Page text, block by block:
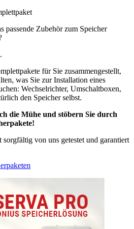
passende Zubehör zum Speicher
für Sie zusammengestellt,
was Sie zur Installation eines
Wechselrichter, Umschaltboxen,
den Speicher selbst.
die Mühe und stöbern Sie durch
sorgfältig von uns getestet und garantiert